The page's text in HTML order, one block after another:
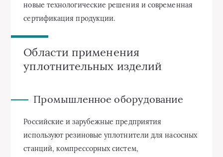
новые технологические решения и современная
сертификация продукции.
Области применения
уплотнительных изделий
Промышленное оборудование
Российские и зарубежные предприятия
используют резиновые уплотнители для насосных
станций, компрессорных систем,